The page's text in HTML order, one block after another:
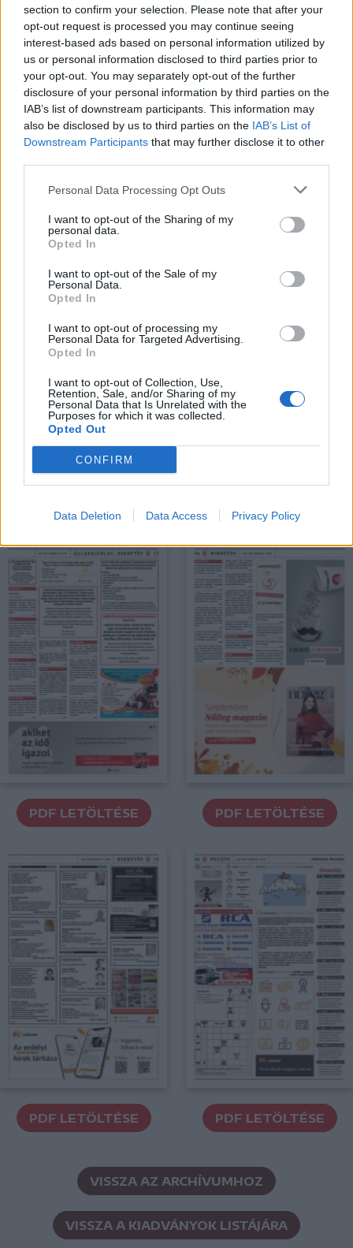
section to confirm your selection. Please note that after your
opt-out request is processed you may continue seeing
interest-based ads based on personal information utilized by
us or personal information disclosed to third parties prior to
your opt-out. You may separately opt-out of the further
disclosure of your personal information by third parties on the
IAB’s list of downstream participants. This information may
also be disclosed by us to third parties on the IAB’s List of
Downstream Participants that may further disclose it to other
Personal Data Processing Opt Outs
I want to opt-out of the Sharing of my
personal data.
Opted In
I want to opt-out of the Sale of my
Personal Data.
Opted In
I want to opt-out of processing my
Personal Data for Targeted Advertising.
Opted In
I want to opt-out of Collection, Use,
Retention, Sale, and/or Sharing of my
Personal Data that Is Unrelated with the
Purposes for which it was collected.
Opted Out
CONFIRM
Data Deletion Data Access Privacy Policy
PDF LETÖLTÉSE PDF LETÖLTÉSE
PDF LETÖLTÉSE PDF LETÖLTÉSE
PDF LETÖLTÉSE PDF LETÖLTÉSE
VISSZA AZ ARCHÍVUMHOZ
VISSZA A KIADVÁNYOK LISTÁJÁRA